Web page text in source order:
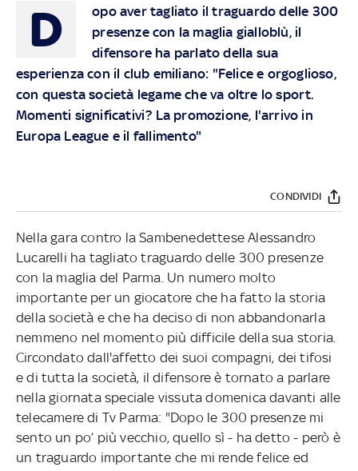
D
opo aver tagliato il traguardo delle 300
presenze con la maglia gialloblù, il
difensore ha parlato della sua
esperienza con il club emiliano: "Felice e orgoglioso,
con questa società legame che va oltre lo sport.
Momenti significativi? La promozione, l'arrivo in
Europa League e il fallimento"
CONDIVIDI
Nella gara contro la Sambenedettese Alessandro
Lucarelli ha tagliato traguardo delle 300 presenze
con la maglia del Parma. Un numero molto
importante per un giocatore che ha fatto la storia
della società e che ha deciso di non abbandonarla
nemmeno nel momento più difficile della sua storia.
Circondato dall'affetto dei suoi compagni, dei tifosi
e di tutta la società, il difensore è tornato a parlare
nella giornata speciale vissuta domenica davanti alle
telecamere di Tv Parma: "Dopo le 300 presenze mi
sento un po’ più vecchio, quello sì - ha detto - però è
un traguardo importante che mi rende felice ed